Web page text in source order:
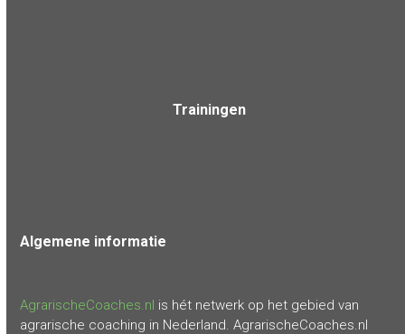
Trainingen
Algemene informatie
AgrarischeCoaches.nl is hét netwerk op het gebied van
agrarische coaching in Nederland. AgrarischeCoaches.nl